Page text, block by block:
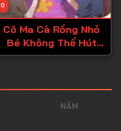
0
Cô Ma Cà Rồng Nhỏ
Bé Không Thể Hút
Đúng Cách
NĂM